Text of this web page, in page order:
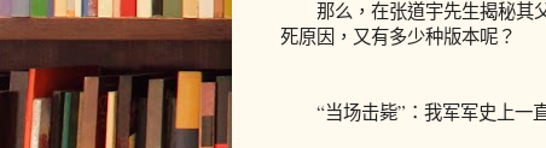
那么，在张道宇先生揭秘其
死原因，又有多少种版本呢？
“当场击毙”：我军军史上一